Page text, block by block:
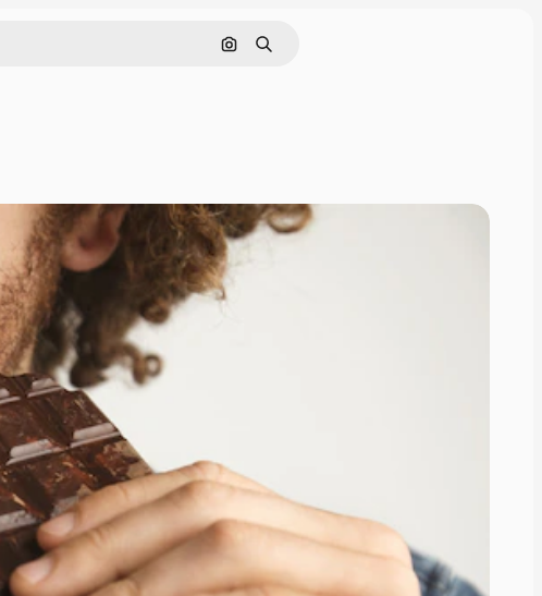
Поиск по изображению
Поиск